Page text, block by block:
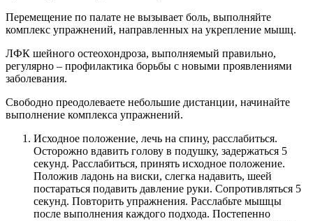
Перемещение по палате не вызывает боль, выполняйте
комплекс упражнений, направленных на укрепление мышц.
ЛФК шейного остеохондроза, выполняемый правильно,
регулярно – профилактика борьбы с новыми проявлениями
заболевания.
Свободно преодолеваете небольшие дистанции, начинайте
выполнение комплекса упражнений.
Исходное положение, лечь на спину, расслабиться.
Осторожно вдавить голову в подушку, задержаться 5
секунд. Расслабиться, принять исходное положение.
Положив ладонь на виски, слегка надавить, шеей
постараться подавить давление руки. Сопротивляться 5
секунд. Повторить упражнения. Расслабьте мышцы
после выполнения каждого подхода. Постепенно